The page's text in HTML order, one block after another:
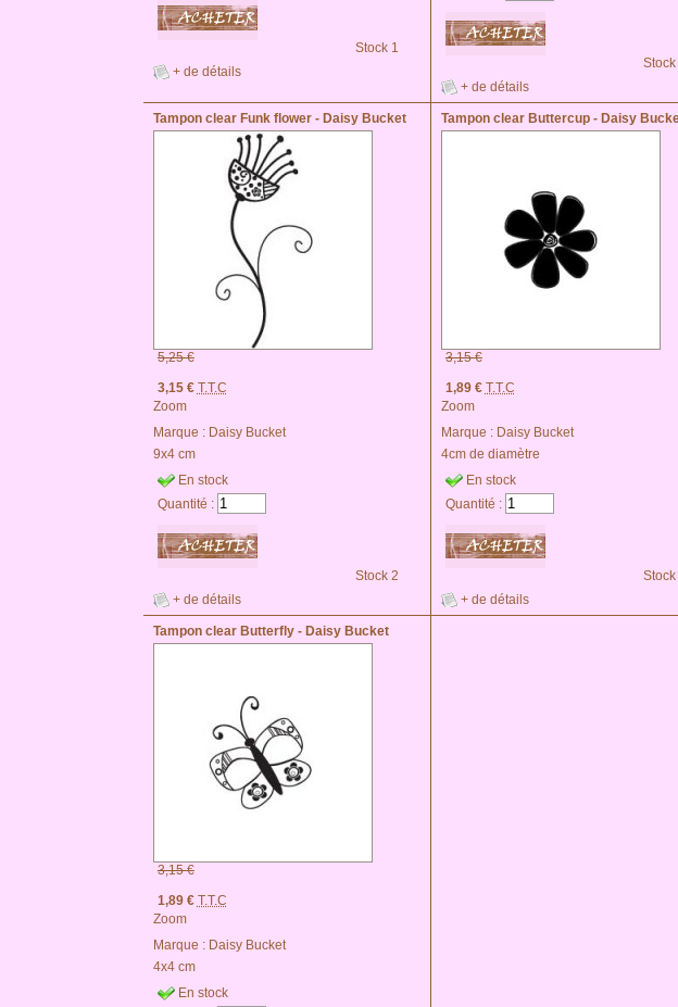
Stock 1
+ de détails
Stock
+ de détails
Tampon clear Funk flower - Daisy Bucket
5,25 €
3,15 € T.T.C
Zoom
Marque : Daisy Bucket
9x4 cm
En stock
Quantité :
Stock 2
+ de détails
Tampon clear Buttercup - Daisy
3,15 €
1,89 € T.T.C
Zoom
Marque : Daisy Bucket
4cm de diamètre
En stock
Quantité :
Stock
+ de détails
Tampon clear Butterfly - Daisy Bucket
3,15 €
1,89 € T.T.C
Zoom
Marque : Daisy Bucket
4x4 cm
En stock